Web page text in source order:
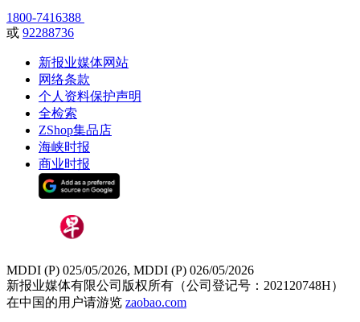
1800-7416388
或 92288736
新报业媒体网站
网络条款
个人资料保护声明
全检索
ZShop集品店
海峡时报
商业时报
MDDI (P) 025/05/2026, MDDI (P) 026/05/2026
新报业媒体有限公司版权所有（公司登记号：202120748H）
在中国的用户请游览 zaobao.com